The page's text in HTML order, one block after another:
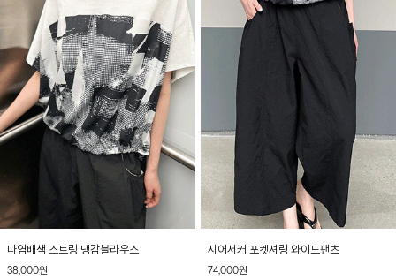
나염배색 스트링 냉감블라우스
38,000원
시어서커 포켓셔링 와이드팬츠
74,000원